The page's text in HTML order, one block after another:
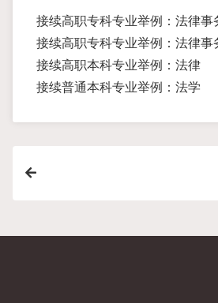
接续高职专科专业举例：法律事
接续高职专科专业举例：法律事
接续高职本科专业举例：法律
接续普通本科专业举例：法学